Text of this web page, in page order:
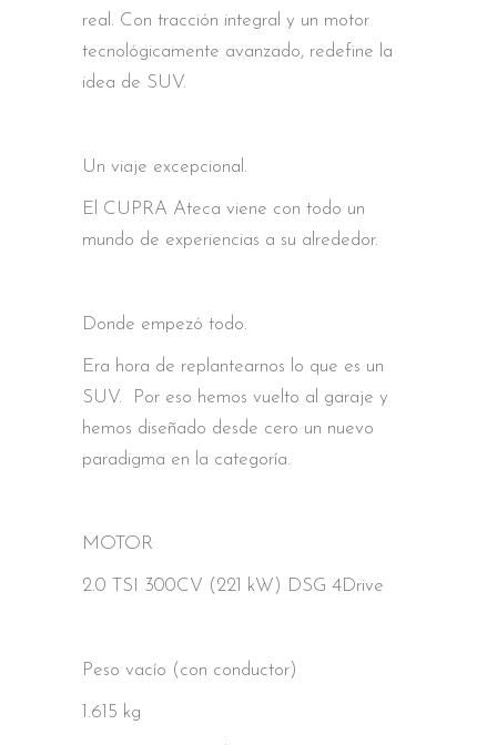
real. Con tracción integral y un motor
tecnológicamente avanzado, redefine la
idea de SUV.
Un viaje excepcional.
El CUPRA Ateca viene con todo un
mundo de experiencias a su alrededor.
Donde empezó todo.
Era hora de replantearnos lo que es un
SUV. Por eso hemos vuelto al garaje y
hemos diseñado desde cero un nuevo
paradigma en la categoría.
MOTOR
2.0 TSI 300CV (221 kW) DSG 4Drive
Peso vacío (con conductor)
1.615 kg